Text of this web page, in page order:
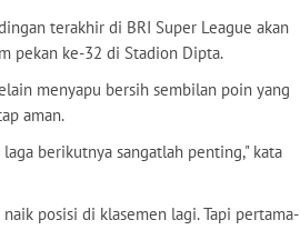
terakhir di BRI Super League akan
pekan ke-32 di Stadion Dipta.
menyapu bersih sembilan poin yang
aman.
berikutnya sangatlah penting," kata
posisi di klasemen lagi. Tapi pertama-